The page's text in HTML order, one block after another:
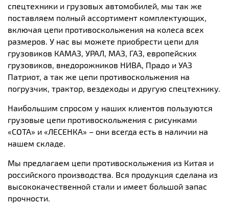
спецтехники и грузовых автомобилей, мы так же
поставляем полный ассортимент комплектующих,
включая цепи противоскольжения на колеса всех
размеров. У нас вы можете приобрести цепи для
грузовиков КАМАЗ, УРАЛ, МАЗ, ГАЗ, европейских
грузовиков, внедорожников НИВА, Прадо и УАЗ
Патриот, а так же цепи противоскольжения на
погрузчик, трактор, вездеходы и другую спецтехнику.
Наибольшим спросом у наших клиентов пользуются
грузовые цепи противоскольжения с рисунками
«СОТА» и «ЛЕСЕНКА» – они всегда есть в наличии на
нашем складе.
Мы предлагаем цепи противоскольжения из Китая и
российского производства. Вся продукция сделана из
высококачественной стали и имеет большой запас
прочности.